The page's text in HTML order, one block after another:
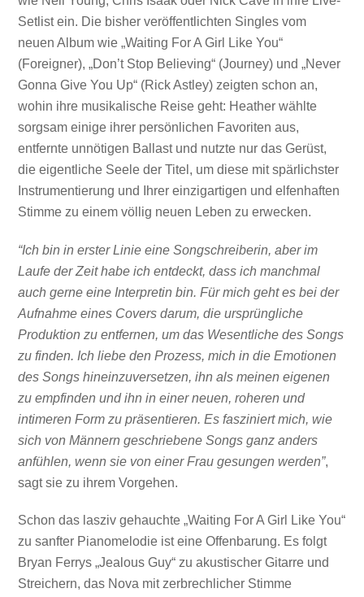
Setlist ein. Die bisher veröffentlichten Singles vom
neuen Album wie „Waiting For A Girl Like You“
(Foreigner), „Don’t Stop Believing“ (Journey) und „Never
Gonna Give You Up“ (Rick Astley) zeigten schon an,
wohin ihre musikalische Reise geht: Heather wählte
sorgsam einige ihrer persönlichen Favoriten aus,
entfernte unnötigen Ballast und nutzte nur das Gerüst,
die eigentliche Seele der Titel, um diese mit spärlichster
Instrumentierung und Ihrer einzigartigen und elfenhaften
Stimme zu einem völlig neuen Leben zu erwecken.
“Ich bin in erster Linie eine Songschreiberin, aber im
Laufe der Zeit habe ich entdeckt, dass ich manchmal
auch gerne eine Interpretin bin. Für mich geht es bei der
Aufnahme eines Covers darum, die ursprüngliche
Produktion zu entfernen, um das Wesentliche des Songs
zu finden. Ich liebe den Prozess, mich in die Emotionen
des Songs hineinzuversetzen, ihn als meinen eigenen
zu empfinden und ihn in einer neuen, roheren und
intimeren Form zu präsentieren. Es fasziniert mich, wie
sich von Männern geschriebene Songs ganz anders
anfühlen, wenn sie von einer Frau gesungen werden”,
sagt sie zu ihrem Vorgehen.
Schon das lasziv gehauchte „Waiting For A Girl Like You“
zu sanfter Pianomelodie ist eine Offenbarung. Es folgt
Bryan Ferrys „Jealous Guy“ zu akustischer Gitarre und
Streichern, das Nova mit zerbrechlicher Stimme